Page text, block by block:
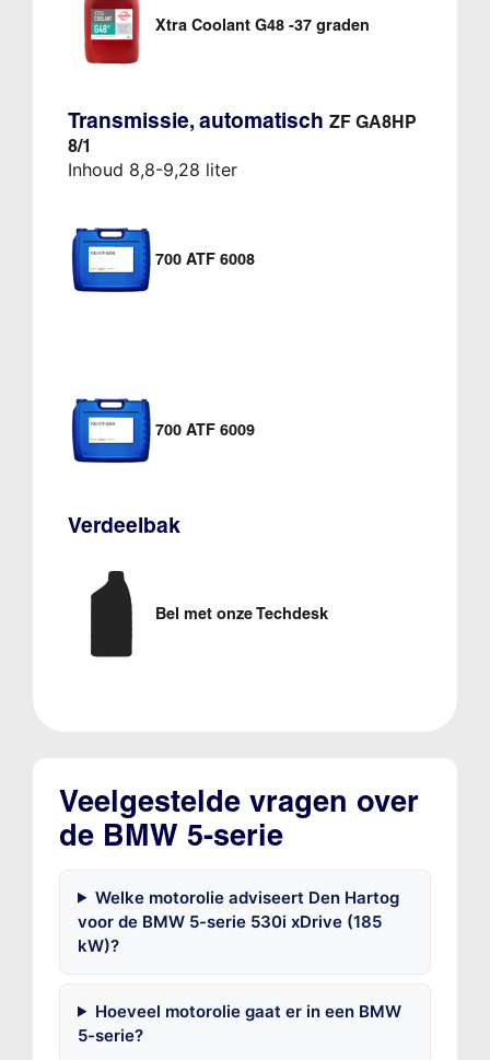
Xtra Coolant G48 -37 graden
Transmissie, automatisch ZF GA8HP
8/1
Inhoud 8,8-9,28 liter
700 ATF 6008
700 ATF 6009
Verdeelbak
Bel met onze Techdesk
Veelgestelde vragen over
de BMW 5-serie
Welke motorolie adviseert Den Hartog
voor de BMW 5-serie 530i xDrive (185
kW)?
Hoeveel motorolie gaat er in een BMW
5-serie?